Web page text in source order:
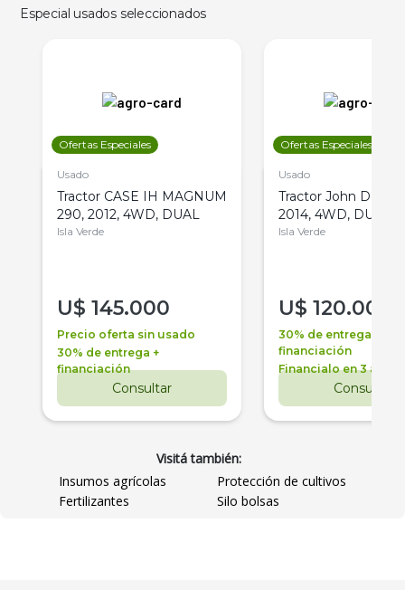
Especial usados seleccionados
Ofertas Especiales
Usado
Tractor CASE IH MAGNUM
290, 2012, 4WD, DUAL
Isla Verde
U$ 145.000
Precio oferta sin usado
30% de entrega +
financiación
Consultar
Ofertas Especiales
Usado
Tractor John Deere
2014, 4WD, DUAL
Isla Verde
U$ 120.000
30% de entrega +
financiación
Financialo en 3 años
Consultar
Visitá también:
Insumos agrícolas
Protección de cultivos
Fertilizantes
Silo bolsas